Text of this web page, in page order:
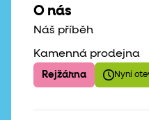
O nás
Náš příběh
Kamenná prodejna
Rejžárna Nyní